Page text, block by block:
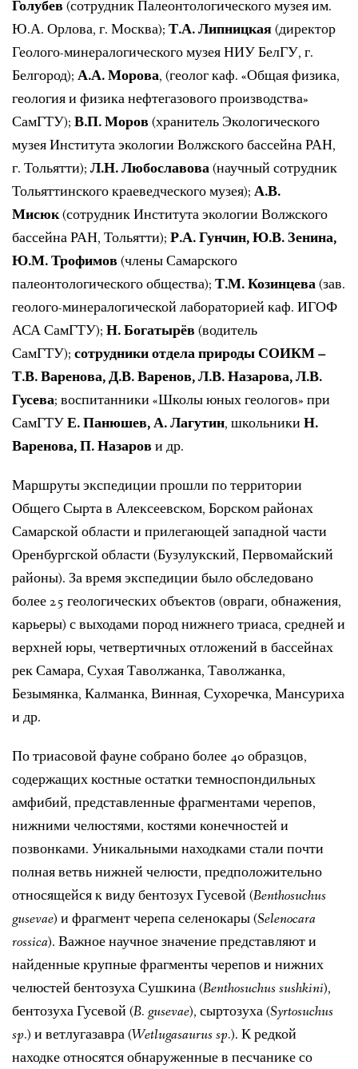
Голубев(сотрудник Палеонтологического музея им.
Ю.А. Орлова, г. Москва); Т.А. Липницкая(директор
Геолого-минералогического музея НИУ БелГУ, г.
Белгород); А.А. Морова, (геолог каф. «Общая физика,
геология и физика нефтегазового производства»
СамГТУ); В.П. Моров(хранитель Экологического
музея Института экологии Волжского бассейна РАН,
г. Тольятти); Л.Н. Любославова(научный сотрудник
Тольяттинского краеведческого музея); А.В.
Мисюк(сотрудник Института экологии Волжского
бассейна РАН, Тольятти); Р.А. Гунчин, Ю.В. Зенина,
Ю.М. Трофимов(члены Самарского
палеонтологического общества); Т.М. Козинцева(зав.
геолого-минералогической лабораторией каф. ИГОФ
АСА СамГТУ); Н. Богатырёв(водитель
СамГТУ); сотрудники отдела природы СОИКМ –
Т.В. Варенова, Д.В. Варенов, Л.В. Назарова, Л.В.
Гусева; воспитанники «Школы юных геологов» при
СамГТУЕ. Панюшев, А. Лагутин, школьники Н.
Варенова, П. Назарови др.
Маршруты экспедиции прошли по территории
Общего Сырта в Алексеевском, Борском районах
Самарской области и прилегающей западной части
Оренбургской области (Бузулукский, Первомайский
районы). За время экспедиции было обследовано
более 25 геологических объектов (овраги, обнажения,
карьеры) с выходами пород нижнего триаса, средней и
верхней юры, четвертичных отложений в бассейнах
рек Самара, Сухая Таволжанка, Таволжанка,
Безымянка, Калманка, Винная, Сухоречка, Мансуриха
и др.
По триасовой фауне собрано более 40 образцов,
содержащих костные остатки темноспондильных
амфибий, представленные фрагментами черепов,
нижними челюстями, костями конечностей и
позвонками. Уникальными находками стали почти
полная ветвь нижней челюсти, предположительно
относящейся к виду бентозух Гусевой (Benthosuchus
gusevae) и фрагмент черепа селенокары (Selenocara
rossica). Важное научное значение представляют и
найденные крупные фрагменты черепов и нижних
челюстей бентозуха Сушкина (Benthosuchus sushkini),
бентозуха Гусевой (B. gusevae), сыртозуха (Syrtosuchus
sp.) и ветлугазавра (Wetlugasaurus sp.). К редкой
находке относятся обнаруженные в песчанике со